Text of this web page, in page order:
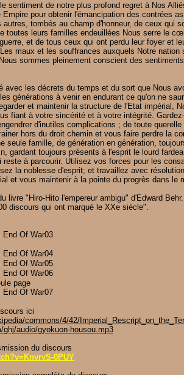
sentiment de notre plus profond regret à Nos
pour obtenir l'émancipation des contrées
tombés au champ d'honneur, de ceux qui
toutes leurs familles endeuillées Nous serre le
et de tous ceux qui ont perdu leur foyer et
maux et les souffrances auxquels Notre nation
sommes pleinement conscient des
avec les décrets du temps et du sort que Nous
générations à venir en endurant ce qu'on ne
et maintenir la structure de l'Etat impérial,
fiant à votre sincérité et à votre intégrité.
d'inutiles complications ; de toute
hors du droit chemin et vous faire perdre la
seule famille, de génération en génération,
gardant toujours présents à l'esprit le lourd
reste à parcourir. Utilisez vos forces pour les
la noblesse d'esprit; et travaillez avec
et vous maintenir à la pointe du progrès dans le
livre "Hiro-Hito l'empereur ambigu" d'Edward Behr.
discours qui ont marqué le XXe siècle".
page
ici
commons/4/42/
ghj/audio/gyokuon-housou.mp3
du discours
0PUY